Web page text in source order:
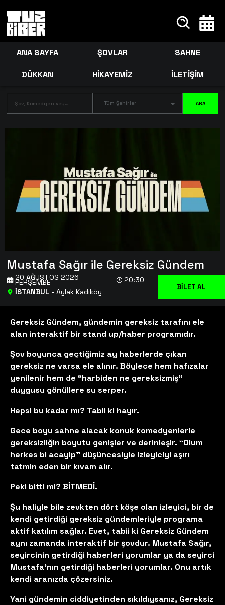
ANA SAYFA ŞOVLAR SAHNE
DÜKKAN HİKAYEMİZ İLETİŞİM
Tüm Şehirler ARA
Mustafa Sağır ile Gereksiz Gündem
İSTANBUL- Aylak Kadıköy
20 AĞUSTOS 2026
PERŞEMBE 20:30
BİLET AL
Gereksiz Gündem, gündemin gereksiz tarafını ele
alan interaktif bir stand up/haber programıdır.
Şov boyunca geçtiğimiz ay haberlerde çıkan
gereksiz ne varsa ele alınır. Böylece hem hafızalar
yenilenir hem de “harbiden ne gereksizmiş”
duygusu gönüllere su serper.
Hepsi bu kadar mı? Tabii ki hayır.
Gece boyu sahne alacak konuk komedyenlerle
gereksizliğin boyutu genişler ve derinleşir. “Olum
herkes bi acayip” düşüncesiyle izleyiciyi aşırı
tatmin eden bir kıvam alır.
Peki bitti mi? BİTMEDİ.
Şu haliyle bile zevkten dört köşe olan izleyici, bir de
kendi getirdiği gereksiz gündemleriyle programa
aktif katılım sağlar. Evet, tabii ki Gereksiz Gündem
aynı zamanda interaktif bir şovdur. Mustafa Sağır,
seyircinin getirdiği haberleri yorumlar ya da seyirci
Mustafa’nın getirdiği haberleri yorumlar. Onu artık
kendi aranızda çözersiniz.
Yani gündemin ciddiyetinden sıkıldıysanız, Gereksiz